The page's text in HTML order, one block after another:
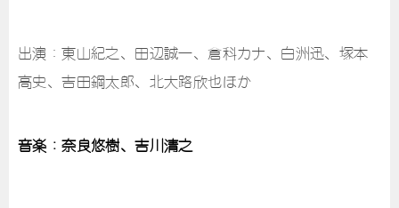
出演：東山紀之、田辺誠一、倉科カナ、白洲迅、塚本
高史、吉田鋼太郎、北大路欣也ほか
音楽：奈良悠樹、吉川清之